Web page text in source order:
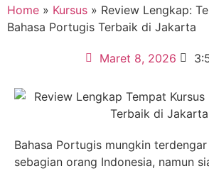
Home » Kursus » Review Lengkap:
Bahasa Portugis Terbaik di Jakarta
Maret 8, 2026
Bahasa Portugis mungkin
sebagian orang Indonesia, namun